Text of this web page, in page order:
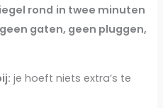
rond in twee minuten
geen gaten, geen pluggen,
je hoeft niets extra’s te